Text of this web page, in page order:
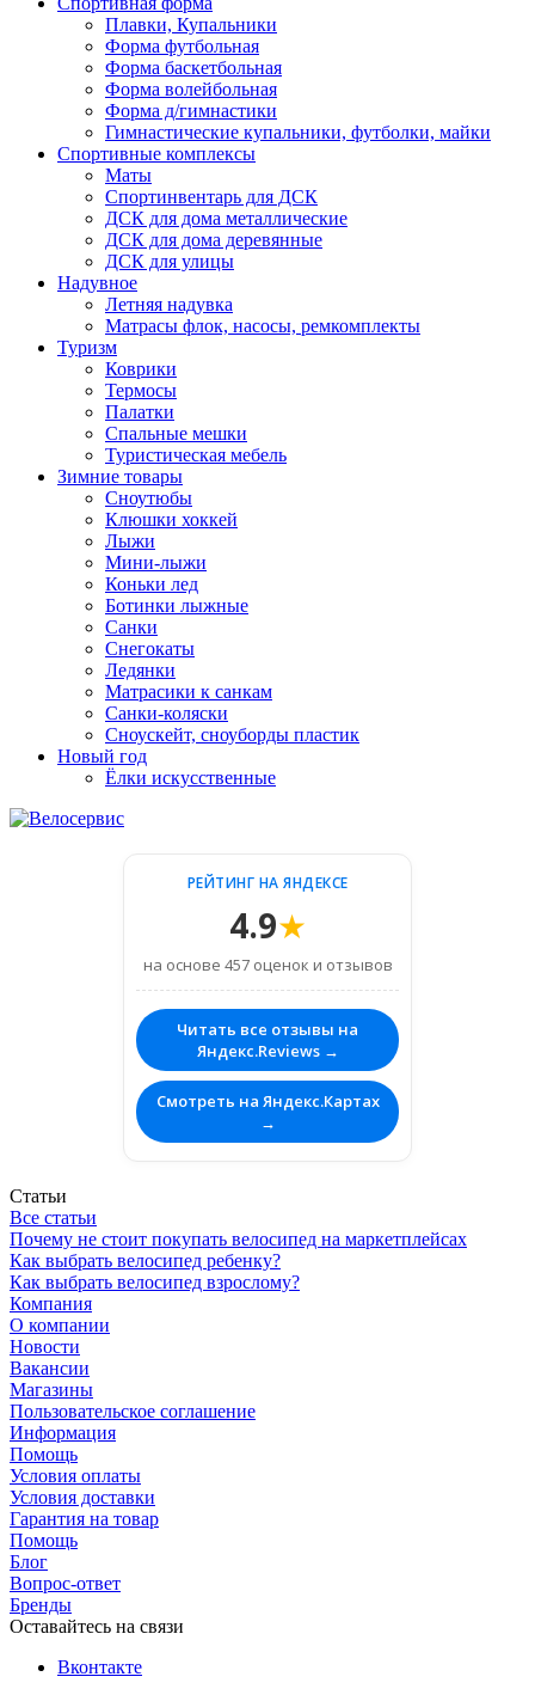
Плавки, Купальники
Форма футбольная
Форма баскетбольная
Форма волейбольная
Форма д/гимнастики
Гимнастические купальники, футболки, майки
Спортивные комплексы
Маты
Спортинвентарь для ДСК
ДСК для дома металлические
ДСК для дома деревянные
ДСК для улицы
Надувное
Летняя надувка
Матрасы флок, насосы, ремкомплекты
Туризм
Коврики
Термосы
Палатки
Спальные мешки
Туристическая мебель
Зимние товары
Сноутюбы
Клюшки хоккей
Лыжи
Мини-лыжи
Коньки лед
Ботинки лыжные
Санки
Снегокаты
Ледянки
Матрасики к санкам
Санки-коляски
Сноускейт, сноуборды пластик
Новый год
Ёлки искусственные
РЕЙТИНГ НА ЯНДЕКСЕ
4.9★
на основе 457 оценок и отзывов
Читать все отзывы на
Яндекс.Reviews →
Смотреть на Яндекс.Картах
→
Статьи
Все статьи
Почему не стоит покупать велосипед на маркетплейсах
Как выбрать велосипед ребенку?
Как выбрать велосипед взрослому?
Компания
О компании
Новости
Вакансии
Магазины
Пользовательское соглашение
Информация
Помощь
Условия оплаты
Условия доставки
Гарантия на товар
Помощь
Блог
Вопрос-ответ
Бренды
Оставайтесь на связи
Вконтакте